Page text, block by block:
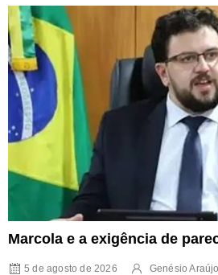
Marcola e a exigência de
5 de agosto de 2026 Genésio Araújo